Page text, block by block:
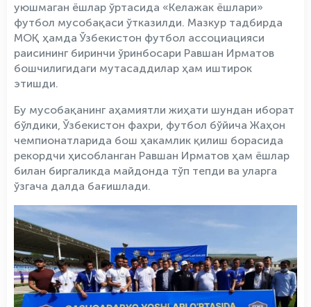
уюшмаган ёшлар ўртасида «Келажак ёшлари»
футбол мусобақаси ўтказилди. Мазкур тадбирда
МОҚ ҳамда Ўзбекистон футбол ассоциацияси
раисининг биринчи ўринбосари Равшан Ирматов
бошчилигидаги мутасаддилар ҳам иштирок
этишди.
Бу мусобақанинг аҳамиятли жиҳати шундан иборат
бўлдики, Ўзбекистон фахри, футбол бўйича Жаҳон
чемпионатларида бош ҳакамлик қилиш борасида
рекордчи ҳисобланган Равшан Ирматов ҳам ёшлар
билан биргаликда майдонда тўп тепди ва уларга
ўзгача далда бағишлади.